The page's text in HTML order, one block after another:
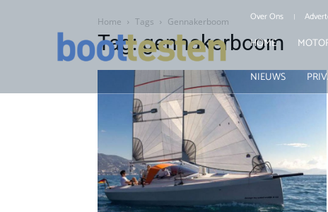
Over Ons
HOME
NIEUWS
Home Tags Gennakerboom
Tag: gennakerboom